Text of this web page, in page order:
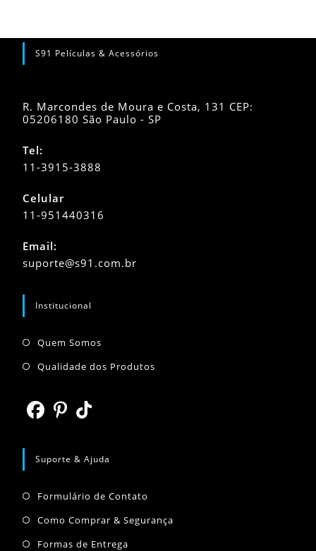
S91 Películas & Acessórios
R. Marcondes de Moura e Costa, 131 CEP:
05206180 São Paulo - SP
Tel:
11-3915-3888
Celular
11-951440316
em
seu
Email:
suporte@s91.com.brAbre
Institucional
Quem SomosAbre
Qualidade dos ProdutosAbre
em
nova
aba
em
nova
aba
em
nova
Suporte & Ajuda
Formulário de Contato
Como Comprar & SegurançaAbre
Formas de EntregaAbre